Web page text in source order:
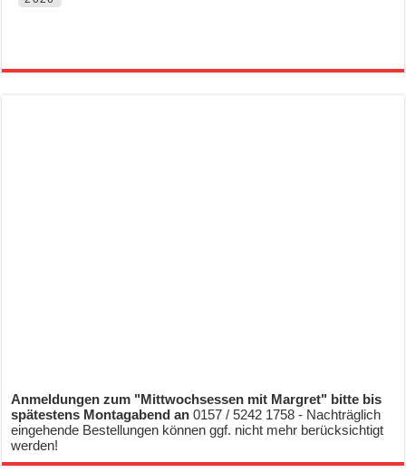
Anmeldungen zum "Mittwochsessen mit Margret" bitte bis
spätestens Montagabend an0157 / 5242 1758 - Nachträglich
eingehende Bestellungen können ggf. nicht mehr berücksichtigt
werden!